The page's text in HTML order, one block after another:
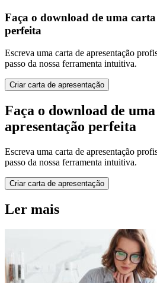
Faça o download de uma carta
perfeita
Escreva uma carta de apresentação
passo da nossa ferramenta intuitiva.
Criar carta de apresentação
Faça o download de
apresentação perfeita
Escreva uma carta de apresentação
passo da nossa ferramenta intuitiva.
Criar carta de apresentação
Ler mais